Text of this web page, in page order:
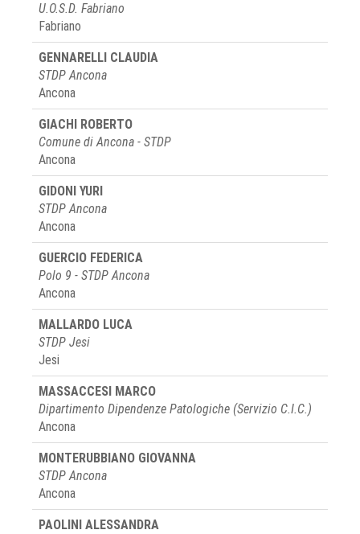
U.O.S.D. Fabriano
Fabriano
GENNARELLI CLAUDIA
STDP Ancona
Ancona
GIACHI ROBERTO
Comune di Ancona - STDP
Ancona
GIDONI YURI
STDP Ancona
Ancona
GUERCIO FEDERICA
Polo 9 - STDP Ancona
Ancona
MALLARDO LUCA
STDP Jesi
Jesi
MASSACCESI MARCO
Dipartimento Dipendenze Patologiche (Servizio C.I.C.)
Ancona
MONTERUBBIANO GIOVANNA
STDP Ancona
Ancona
PAOLINI ALESSANDRA